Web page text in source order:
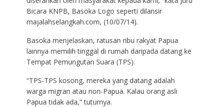
Bicara KNPB, Basoka Logo seperti dilansir
majalahselangkah.com, (10/07/14).
Basoka menjelaskan, ratusan ribu rakyat Papua
lainnya memilih tinggal di rumah daripada datang ke
Tempat Pemungutan Suara (TPS).
“TPS-TPS kosong, mereka yang datang adalah
warga migran atau non-Papua. Kalau orang asli
Papua tidak ada,” tuturnya.